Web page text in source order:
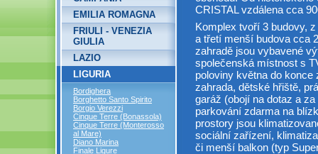
CRISTAL vzdálena cca
Komplex tvoří 3 budovy,
a třetí menší budova cca
zahradě jsou vybavené
společenská místnost s
poloviny května do
zahrada, dětské hřiště,
garáž (obojí na dotaz a
parkování zdarma na
prostory jsou
sociální zařízení,
či menší balkon (typ
EMILIA ROMAGNA
FRIULI - VENEZIA
GIULIA
LAZIO
LIGURIA
Bordighera
Borghetto Santo Spirito
Borgio Verezzi
Cinque Terre (Bonassola)
Cinque Terre (Monterosso
al Mare)
Diano Marina
Finale Ligure